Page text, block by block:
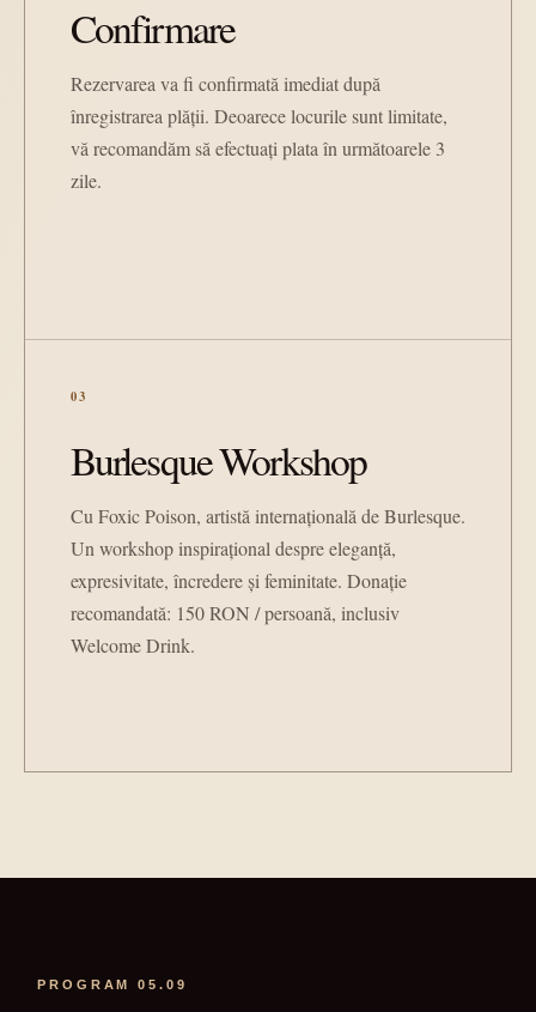
Confirmare
Rezervarea va fi confirmată imediat după
înregistrarea plății. Deoarece locurile sunt limitate,
vă recomandăm să efectuați plata în următoarele 3
zile.
03
Burlesque Workshop
Cu Foxic Poison, artistă internațională de Burlesque.
Un workshop inspirațional despre eleganță,
expresivitate, încredere și feminitate. Donație
recomandată: 150 RON / persoană, inclusiv
Welcome Drink.
PROGRAM 05.09